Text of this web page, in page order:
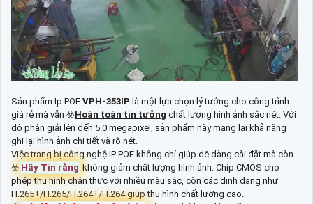
Sản phẩm Ip POE VPH-353IP là một lựa chọn lý tưởng cho công trình
giá rẻ mà vẫn ☣️Hoàn toàn tin tưởng chất lượng hình ảnh sắc nét. Với
độ phân giải lên đến 5.0 megapixel, sản phẩm này mang lại khả năng
ghi lại hình ảnh chi tiết và rõ nét.
Việc trang bị công nghệ IP POE không chỉ giúp dễ dàng cài đặt mà còn
☣️ Hãy Tin rằng không giảm chất lượng hình ảnh. Chip CMOS cho
phép thu hình chân thực với nhiều màu sắc, còn các định dạng như
H.265+/H.265/H.264+/H.264 giúp thu hình chất lượng cao.